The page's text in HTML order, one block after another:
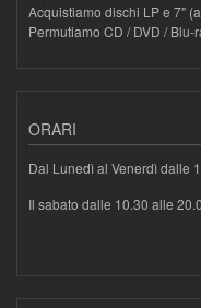
Acquistiamo dischi LP e 7"
Permutiamo CD / DVD / Blu-
ORARI
Dal Lunedì al Venerdì dalle
Il sabato dalle 10.30 alle